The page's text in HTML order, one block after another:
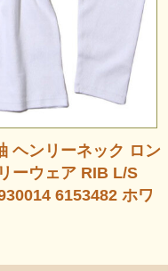
ヘンリーネック ロン
ーウェア RIB L/S
6153482 ホワ